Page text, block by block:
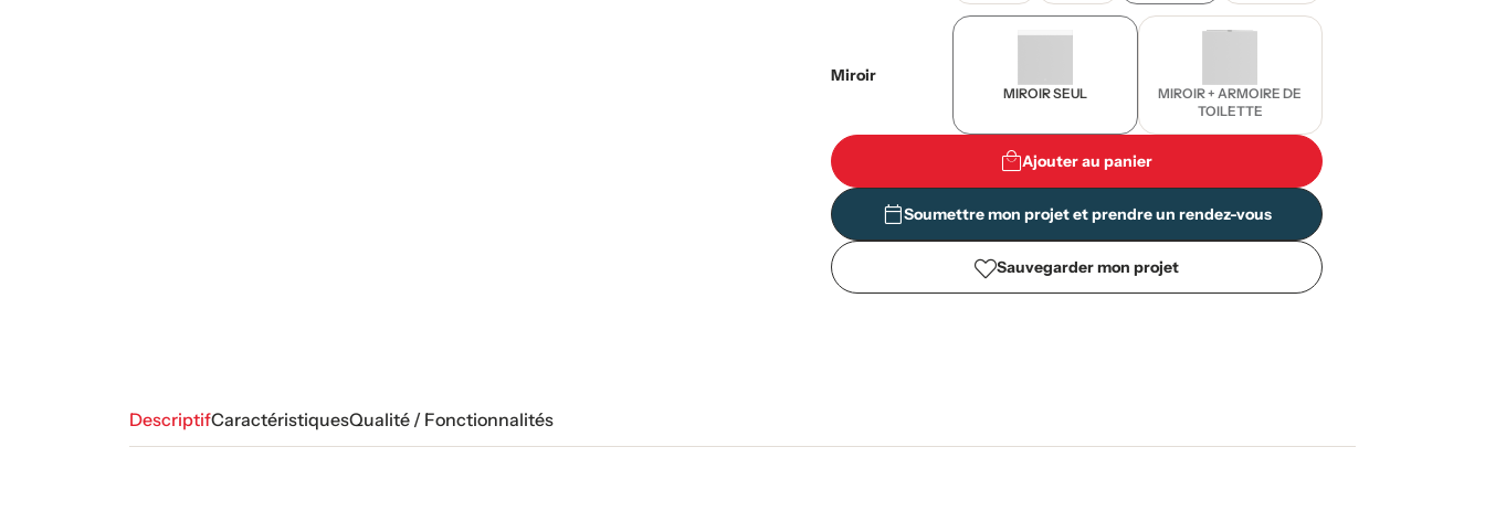
Miroir
MIROIR SEUL
MIROIR + ARMOIRE DE
TOILETTE
Ajouter au panier
Soumettre mon projet et prendre un rendez-vous
Sauvegarder mon projet
DescriptifCaractéristiquesQualité / Fonctionnalités